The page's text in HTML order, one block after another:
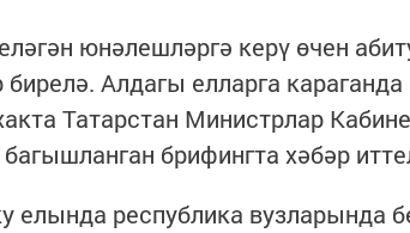
юнәлешләргә керү өчен
Алдагы елларга
Татарстан Министрлар
брифингта хәбәр
елында республика вузларында